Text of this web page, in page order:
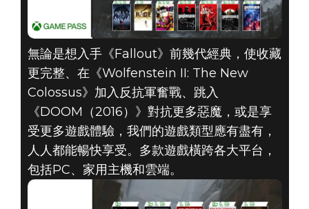
XBOX GAME
PASS新增10款
BETHESDA遊戲
無論是想入手《Fallout》前幾代經典，使收藏
更完整、在《Wolfenstein II: The New
Colossus》加入反抗軍奮戰、跳入
《DOOM（2016）》對抗更多惡魔，或是享
受更多遊戲體驗，我們的遊戲類型應有盡有，
人人都能暢快享受。多款遊戲橫跨各大平台，
包括PC、家用主機和雲端。